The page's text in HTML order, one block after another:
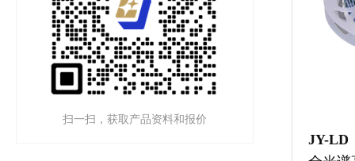
扫一扫，获取产品资料和报价
JY-LD